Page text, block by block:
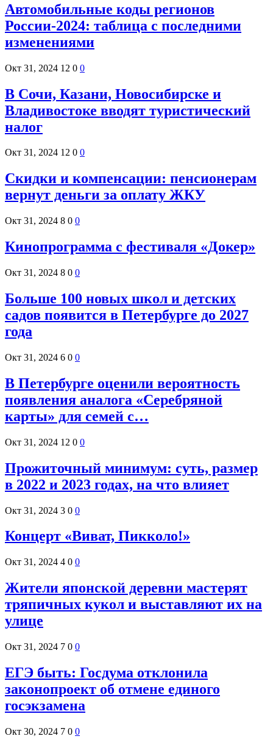
Автомобильные коды регионов
России-2024: таблица с последними
изменениями
Окт 31, 2024 12 0 0
В Сочи, Казани, Новосибирске и
Владивостоке вводят туристический
налог
Окт 31, 2024 12 0 0
Скидки и компенсации: пенсионерам
вернут деньги за оплату ЖКУ
Окт 31, 2024 8 0 0
Кинопрограмма с фестиваля «Докер»
Окт 31, 2024 8 0 0
Больше 100 новых школ и детских
садов появится в Петербурге до 2027
года
Окт 31, 2024 6 0 0
В Петербурге оценили вероятность
появления аналога «Серебряной
карты» для семей с…
Окт 31, 2024 12 0 0
Прожиточный минимум: суть, размер
в 2022 и 2023 годах, на что влияет
Окт 31, 2024 3 0 0
Концерт «Виват, Пикколо!»
Окт 31, 2024 4 0 0
Жители японской деревни мастерят
тряпичных кукол и выставляют их на
улице
Окт 31, 2024 7 0 0
ЕГЭ быть: Госдума отклонила
законопроект об отмене единого
госэкзамена
Окт 30, 2024 7 0 0